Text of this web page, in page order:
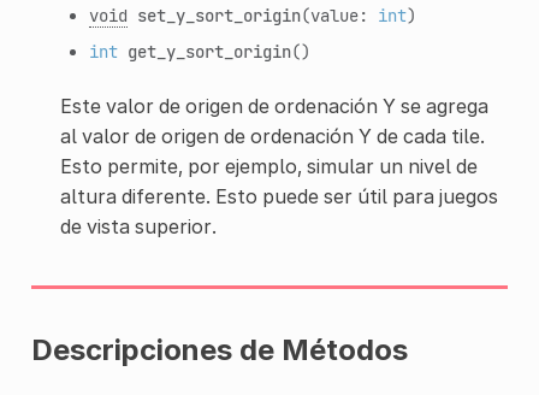
void set_y_sort_origin(value: int)
int get_y_sort_origin()
Este valor de origen de ordenación Y se agrega
al valor de origen de ordenación Y de cada tile.
Esto permite, por ejemplo, simular un nivel de
altura diferente. Esto puede ser útil para juegos
de vista superior.
Descripciones de Métodos